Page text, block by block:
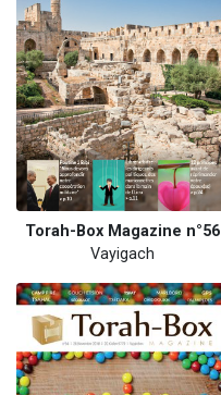
Torah-Box Magazine n°56
Vayigach